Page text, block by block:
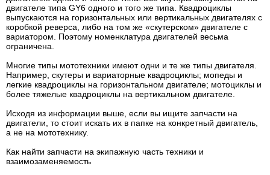
двигателе типа GY6 одного и того же типа. Квадроциклы
выпускаются на горизонтальных или вертикальных двигателях с
коробкой реверса, либо на том же «скутерском» двигателе с
вариатором. Поэтому номенклатура двигателей весьма
ограничена.
Многие типы мототехники имеют одни и те же типы двигателя.
Например, скутеры и вариаторные квадроциклы; мопеды и
легкие квадроциклы на горизонтальном двигателе; мотоциклы и
более тяжелые квадроциклы на вертикальном двигателе.
Исходя из информации выше, если вы ищите запчасти на
двигатели, то стоит искать их в папке на конкретный двигатель,
а не на мототехнику.
Как найти запчасти на экипажную часть техники и
взаимозаменяемость